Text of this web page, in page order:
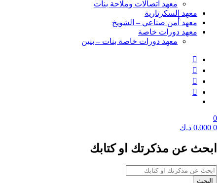
معهد اتصالات وملاحة بنات
معهد السكرتارية
معهد أمن صناعي – الشويخ
معهد دورات خاصة
معهد دورات خاصة بنات – بنين
0
0
0.000 د.ك
ابحث عن مذكرتك او كتابك